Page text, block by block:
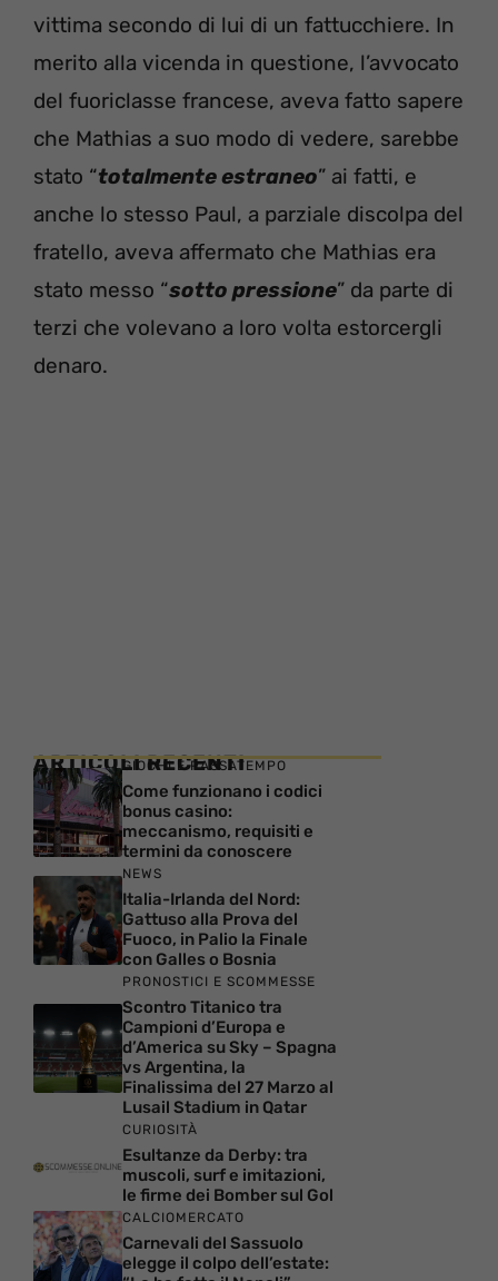
vittima secondo di lui di un fattucchiere. In
merito alla vicenda in questione, l’avvocato
del fuoriclasse francese, aveva fatto sapere
che Mathias a suo modo di vedere, sarebbe
stato “totalmente estraneo” ai fatti, e
anche lo stesso Paul, a parziale discolpa del
fratello, aveva affermato che Mathias era
stato messo “sotto pressione” da parte di
terzi che volevano a loro volta estorcergli
denaro.
ARTICOLI RECENTI
GIOCHI E PASSATEMPO
Come funzionano i codici
bonus casino:
meccanismo, requisiti e
termini da conoscere
NEWS
Italia-Irlanda del Nord:
Gattuso alla Prova del
Fuoco, in Palio la Finale
con Galles o Bosnia
PRONOSTICI E SCOMMESSE
Scontro Titanico tra
Campioni d’Europa e
d’America su Sky – Spagna
vs Argentina, la
Finalissima del 27 Marzo al
Lusail Stadium in Qatar
CURIOSITÀ
Esultanze da Derby: tra
muscoli, surf e imitazioni,
le firme dei Bomber sul Gol
CALCIOMERCATO
Carnevali del Sassuolo
elegge il colpo dell’estate: